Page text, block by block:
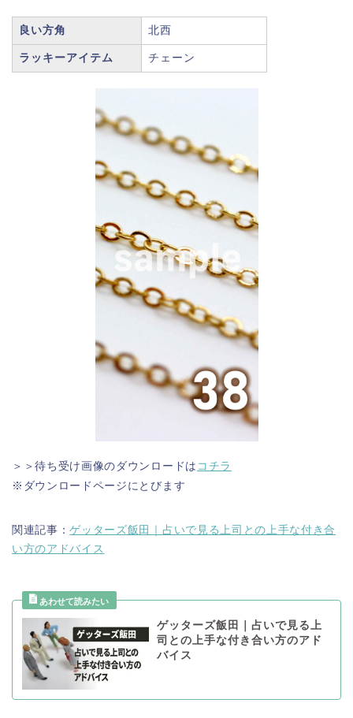
良い方角 北西
ラッキーアイテム チェーン
＞＞待ち受け画像のダウンロードは コチラ
※ダウンロードページにとびます
関連記事：ゲッターズ飯田｜占いで見る上司との上手な付き合
い方のアドバイス
ゲッターズ飯田｜占いで見る上
司との上手な付き合い方のアド
バイス